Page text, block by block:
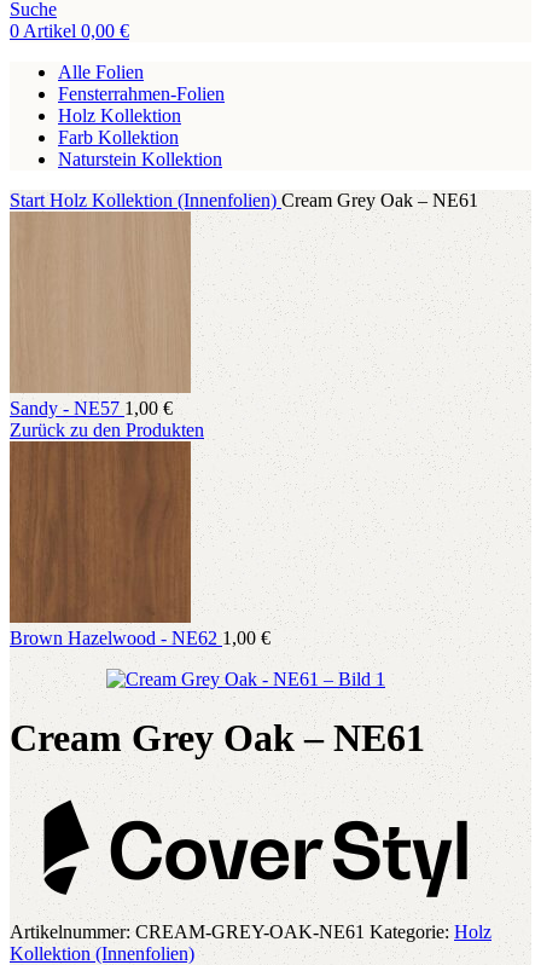
Suche
0 Artikel 0,00 €
Alle Folien
Fensterrahmen-Folien
Holz Kollektion
Farb Kollektion
Naturstein Kollektion
StartHolz Kollektion (Innenfolien) Cream Grey Oak – NE61
Sandy - NE57 1,00€
Zurück zu den Produkten
Brown Hazelwood - NE621,00 €
Cream Grey Oak – NE61
Artikelnummer:CREAM-GREY-OAK-NE61 Kategorie: Holz
Kollektion (Innenfolien)